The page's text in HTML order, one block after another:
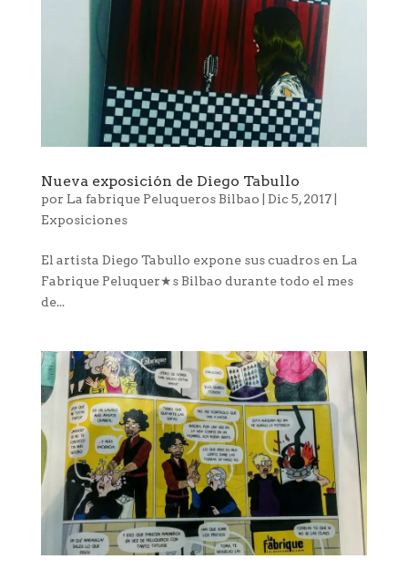
Nueva exposición de Diego Tabullo
por La fabrique Peluqueros Bilbao Dic 5, 2017|
Exposiciones
El artista Diego Tabullo expone sus cuadros en La
Fabrique Peluquer★s Bilbao durante todo el mes
de...